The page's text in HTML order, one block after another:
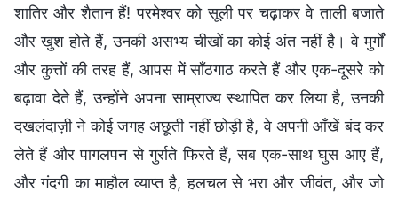
शातिर और शैतान हैं! परमेश्वर को सूली पर चढ़ाकर वे ताली बजाते
और खुश होते हैं, उनकी असभ्य चीखों का कोई अंत नहीं है। वे मुर्गों
और कुत्तों की तरह हैं, आपस में साँठगाठ करते हैं और एक-दूसरे को
बढ़ावा देते हैं, उन्होंने अपना साम्राज्य स्थापित कर लिया है, उनकी
दखलंदाज़ी ने कोई जगह अछूती नहीं छोड़ी है, वे अपनी आँखें बंद कर
लेते हैं और पागलपन से गुर्राते फिरते हैं, सब एक-साथ घुस आए हैं,
और गंदगी का माहौल व्याप्त है, हलचल से भरा और जीवंत, और जो